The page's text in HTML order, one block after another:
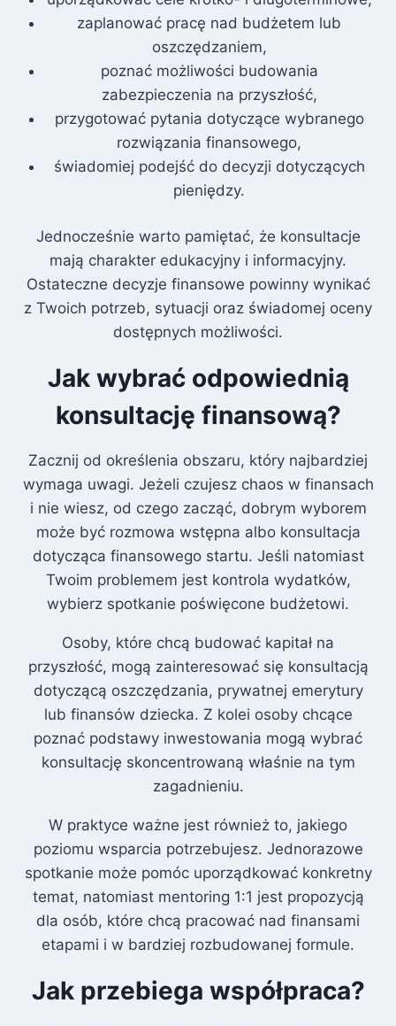
zaplanować pracę nad budżetem lub
oszczędzaniem,
poznać możliwości budowania
zabezpieczenia na przyszłość,
przygotować pytania dotyczące wybranego
rozwiązania finansowego,
świadomiej podejść do decyzji dotyczących
pieniędzy.
Jednocześnie warto pamiętać, że konsultacje
mają charakter edukacyjny i informacyjny.
Ostateczne decyzje finansowe powinny wynikać
z Twoich potrzeb, sytuacji oraz świadomej oceny
dostępnych możliwości.
Jak wybrać odpowiednią
konsultację finansową?
Zacznij od określenia obszaru, który najbardziej
wymaga uwagi. Jeżeli czujesz chaos w finansach
i nie wiesz, od czego zacząć, dobrym wyborem
może być rozmowa wstępna albo konsultacja
dotycząca finansowego startu. Jeśli natomiast
Twoim problemem jest kontrola wydatków,
wybierz spotkanie poświęcone budżetowi.
Osoby, które chcą budować kapitał na
przyszłość, mogą zainteresować się konsultacją
dotyczącą oszczędzania, prywatnej emerytury
lub finansów dziecka. Z kolei osoby chcące
poznać podstawy inwestowania mogą wybrać
konsultację skoncentrowaną właśnie na tym
zagadnieniu.
W praktyce ważne jest również to, jakiego
poziomu wsparcia potrzebujesz. Jednorazowe
spotkanie może pomóc uporządkować konkretny
temat, natomiast mentoring 1:1 jest propozycją
dla osób, które chcą pracować nad finansami
etapami i w bardziej rozbudowanej formule.
Jak przebiega współpraca?